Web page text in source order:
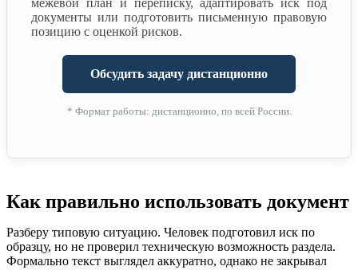
документы или подготовить письменную правовую
позицию с оценкой рисков.
Обсудить задачу дистанционно
* Формат работы: дистанционно, по всей России.
Как правильно использовать документ
Разберу типовую ситуацию. Человек подготовил иск по
образцу, но не проверил техническую возможность раздела.
Формально текст выглядел аккуратно, однако не закрывал